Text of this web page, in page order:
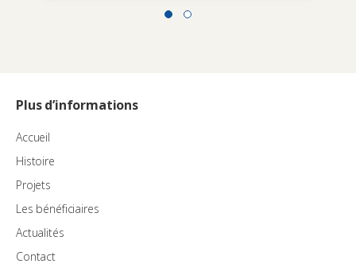
Plus d’informations
Accueil
Histoire
Projets
Les bénéficiaires
Actualités
Contact